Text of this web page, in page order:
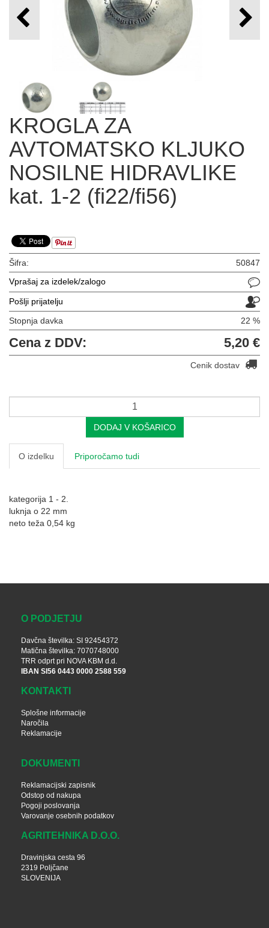
KROGLA ZA
AVTOMATSKO KLJUKO
NOSILNE HIDRAVLIKE
kat. 1-2 (fi22/fi56)
Šifra:
50847
Vprašaj za izdelek/zalogo
Pošlji prijatelju
Stopnja davka 22 %
Cena z DDV: 5,20 €
Cenik dostav
DODAJ V KOŠARICO
O izdelku Priporočamo tudi
kategorija 1 - 2.
luknja o 22 mm
neto teža 0,54 kg
O PODJETJU
Davčna številka: SI 92454372
Matična številka: 7070748000
TRR odprt pri NOVA KBM d.d.
IBAN SI56 0443 0000 2588 559
KONTAKTI
Splošne informacije
Naročila
Reklamacije
DOKUMENTI
Reklamacijski zapisnik
Odstop od nakupa
Pogoji poslovanja
Varovanje osebnih podatkov
AGRITEHNIKA D.O.O.
Dravinjska cesta 96
2319 Poljčane
SLOVENIJA